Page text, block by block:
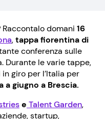
Raccontalo domani 16
,tappa fiorentina di
conferenza sulle
Durante le varie tappe,
giro per l’Italia per
a giugno a Brescia.
e Talent Garden,
startup,